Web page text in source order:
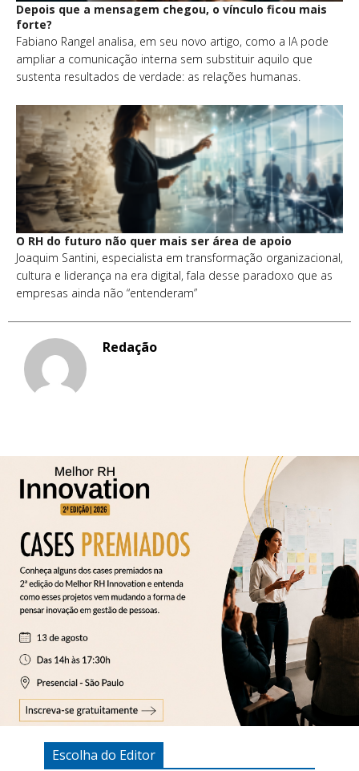
Depois que a mensagem chegou, o vínculo ficou mais
forte?
Fabiano Rangel analisa, em seu novo artigo, como a IA pode
ampliar a comunicação interna sem substituir aquilo que
sustenta resultados de verdade: as relações humanas.
O RH do futuro não quer mais ser área de apoio
Joaquim Santini, especialista em transformação organizacional,
cultura e liderança na era digital, fala desse paradoxo que as
empresas ainda não “entenderam”
Redação
Escolha do Editor